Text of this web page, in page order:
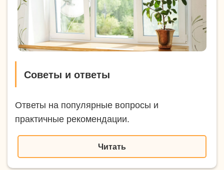
Советы и ответы
Ответы на популярные вопросы и
практичные рекомендации.
Читать